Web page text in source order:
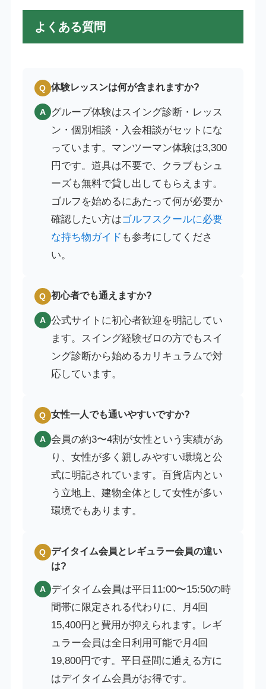
よくある質問
Q 体験レッスンは何が含まれますか?
A グループ体験はスイング診断・レッス
ン・個別相談・入会相談がセットにな
っています。マンツーマン体験は3,300
円です。道具は不要で、クラブもシュ
ーズも無料で貸し出してもらえます。
ゴルフを始めるにあたって何が必要か
確認したい方はゴルフスクールに必要
な持ち物ガイド も参考にしてくださ
い。
Q 初心者でも通えますか?
A 公式サイトに初心者歓迎を明記してい
ます。スイング経験ゼロの方でもスイ
ング診断から始めるカリキュラムで対
応しています。
Q 女性一人でも通いやすいですか?
A 会員の約3〜4割が女性という実績があ
り、女性が多く親しみやすい環境と公
式に明記されています。百貨店内とい
う立地上、建物全体として女性が多い
環境でもあります。
Q デイタイム会員とレギュラー会員の違い
は?
A デイタイム会員は平日11:00〜15:50の時
間帯に限定される代わりに、月4回
15,400円と費用が抑えられます。レギ
ュラー会員は全日利用可能で月4回
19,800円です。平日昼間に通える方に
はデイタイム会員がお得です。